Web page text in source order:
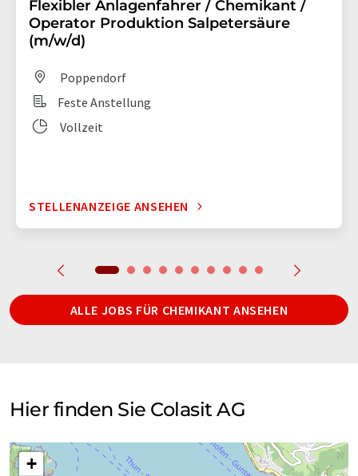
Flexibler Anlagenfahrer / Chemikant /
Operator Produktion Salpetersäure
(m/w/d)
Poppendorf
Feste Anstellung
Vollzeit
STELLENANZEIGE ANSEHEN
ALLE JOBS FÜR CHEMIKANT ANSEHEN
Hier finden Sie Colasit AG
+